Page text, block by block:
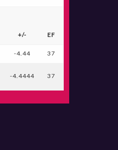
+/- EF
-4.44 37
-4.4444 37